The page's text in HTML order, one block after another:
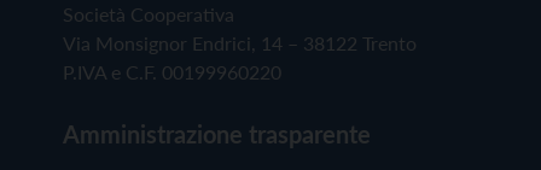
Società Cooperativa
Via Monsignor Endrici, 14 – 38122 Trento
P.IVA e C.F. 00199960220
Amministrazione trasparente